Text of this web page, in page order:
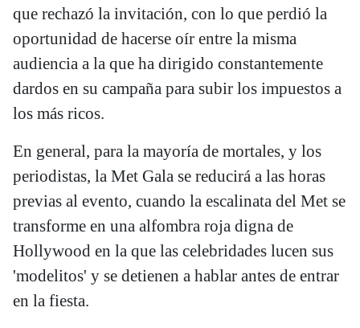
que rechazó la invitación, con lo que perdió la
oportunidad de hacerse oír entre la misma
audiencia a la que ha dirigido constantemente
dardos en su campaña para subir los impuestos a
los más ricos.
En general, para la mayoría de mortales, y los
periodistas, la Met Gala se reducirá a las horas
previas al evento, cuando la escalinata del Met se
transforme en una alfombra roja digna de
Hollywood en la que las celebridades lucen sus
'modelitos' y se detienen a hablar antes de entrar
en la fiesta.